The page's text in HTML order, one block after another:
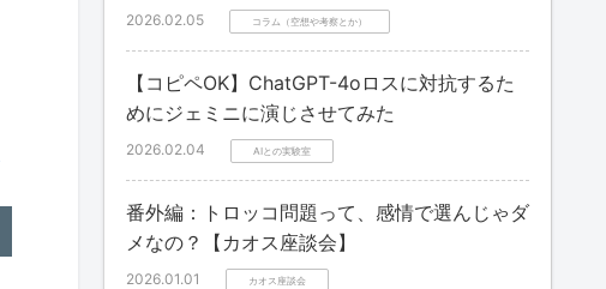
2026.02.05 コラム（空想や考察とか）
【コピペOK】ChatGPT-4oロスに対抗するた
めにジェミニに演じさせてみた
2026.02.04 AIとの実験室
番外編：トロッコ問題って、感情で選んじゃダ
メなの？【カオス座談会】
2026.01.01 カオス座談会